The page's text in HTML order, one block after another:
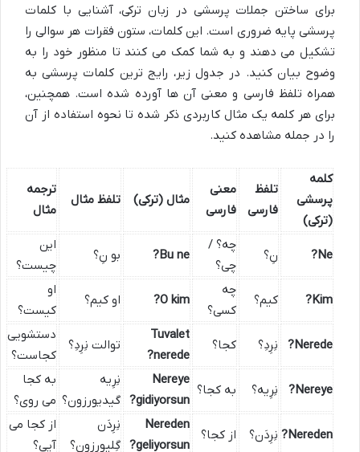
برای ساختن جملات پرسشی در زبان ترکی، آشنایی با کلمات
پرسشی پایه ضروری است. این کلمات، ستون فقرات هر سوالی را
تشکیل می دهند و به شما کمک می کنند تا منظور خود را به
وضوح بیان کنید. در جدول زیر، رایج ترین کلمات پرسشی به
همراه تلفظ فارسی و معنی آن ها آورده شده است. همچنین،
برای هر کلمه یک مثال کاربردی ذکر شده تا نحوه استفاده از آن
را در جمله مشاهده کنید.
کلمه
پرسشی
(ترکی)
تلفظ
فارسی
معنی
فارسی
مثال (ترکی) تلفظ مثال
ترجمه
مثال
Ne? نِ؟
چه؟ /
چی؟
Bu ne? بو نِ؟
این
چیست؟
Kim? کیم؟
چه
کسی؟
O kim? او کیم؟
او
کیست؟
Nerede? نِرِدِ؟ کجا؟
Tuvalet
nerede?
توالت نِرِدِ؟
دستشویی
کجاست؟
Nereye? نِرِیه؟ به کجا؟
Nereye
gidiyorsun?
نِرِیه
گیدیورزون؟
به کجا
می روی؟
Nereden? نِرِدَن؟ از کجا؟
Nereden
geliyorsun?
نِرِدَن
گِلیورزون؟
از کجا می
آیی؟